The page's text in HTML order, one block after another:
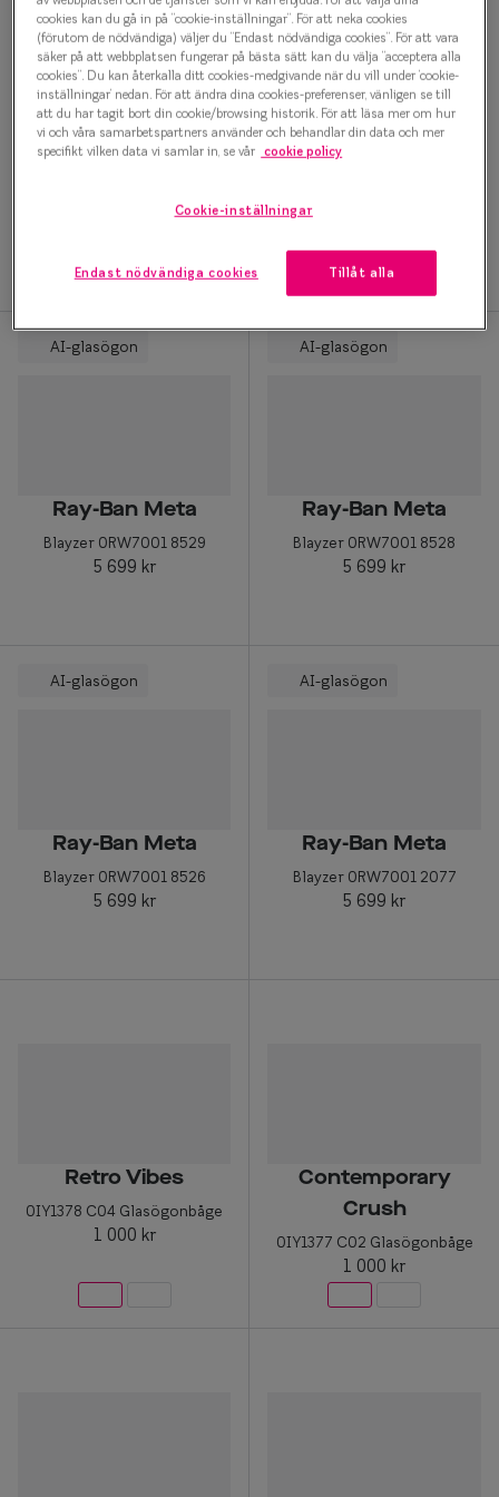
AI-glasögon
Scriber 0RW7002 2000
AI-glasögon
Blayzer 0RW7001 8530
AI-glasögon
Ray-Ban Meta
Blayzer 0RW7001 8529
5 699 kr
AI-glasögon
Ray-Ban Meta
Blayzer 0RW7001 8528
5 699 kr
AI-glasögon
Ray-Ban Meta
Blayzer 0RW7001 8526
5 699 kr
AI-glasögon
Ray-Ban Meta
Blayzer 0RW7001 2077
5 699 kr
Retro Vibes
0IY1378 C04 Glasögonbåge
1 000 kr
Contemporary
Crush
0IY1377 C02 Glasögonbåge
1 000 kr
cookies kan du gå in på ”cookie-inställningar”. För att neka cookies
(förutom de nödvändiga) väljer du ”Endast nödvändiga cookies”. För att vara
säker på att webbplatsen fungerar på bästa sätt kan du välja ”acceptera alla
cookies”. Du kan återkalla ditt cookies-medgivande när du vill under ’cookie-
inställningar’ nedan. För att ändra dina cookies-preferenser, vänligen se till
att du har tagit bort din cookie/browsing historik. För att läsa mer om hur
vi och våra samarbetspartners använder och behandlar din data och mer
specifikt vilken data vi samlar in, se vår cookie policy
Cookie-inställningar
Endast nödvändiga cookies Tillåt alla